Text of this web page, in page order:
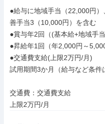
●給与に地域手当（22,000円
善手当3（10,000円）を含む
●賞与年2回（(基本給+地域手
●昇給年1回（年2,000円～
●交通費支給(上限2万円/月)
試用期間3か月（給与など条件
交通費：交通費支給
上限2万円/月